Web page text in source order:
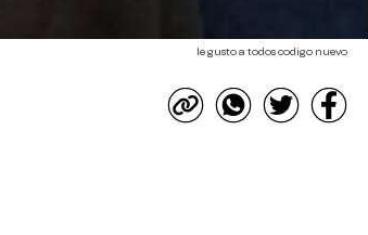
le gusto a todos codigo nuevo